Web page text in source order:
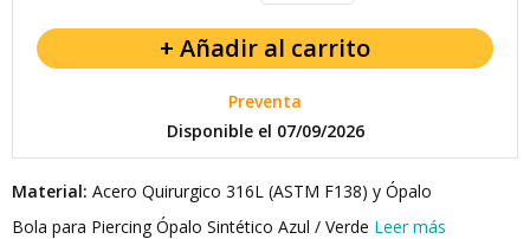
Preventa
Disponible el 07/09/2026
Material: Acero Quirurgico 316L (ASTM F138) y Ópalo
Bola para Piercing Ópalo Sintético Azul / Verde Leer más